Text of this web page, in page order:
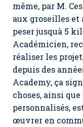
même, par M.
aux groseilles
peser jusquà 5
Académicien,
réaliser les
depuis des
Academy, ça
choses, ainsi
personnalisés,
œuvrer en